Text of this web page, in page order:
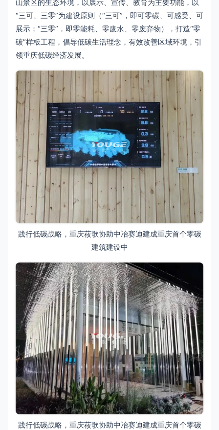
山景区的生态环境，以展示、宣传、教育为主要功能，以
“三可、三零”为建设原则（“三可”，即可零碳、可感受、可
展示；“三零”，即零能耗、零废水、零废弃物），打造“零
碳”样板工程，倡导低碳生活理念，有效改善区域环境，引
领重庆低碳经济发展。
践行低碳战略，重庆莜歌协助中冶赛迪建成重庆首个零碳
建筑建设中
践行低碳战略，重庆莜歌协助中冶赛迪建成重庆首个零碳